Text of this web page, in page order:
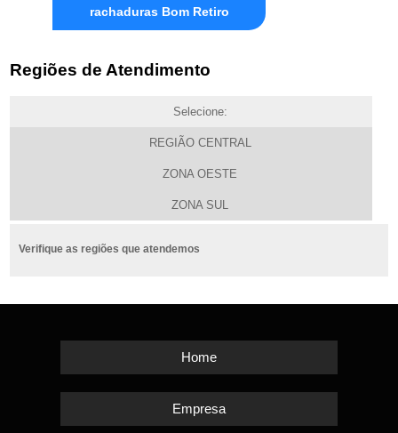
rachaduras Bom Retiro
Regiões de Atendimento
Selecione:
REGIÃO CENTRAL
ZONA OESTE
ZONA SUL
Verifique as regiões que atendemos
Home
Empresa